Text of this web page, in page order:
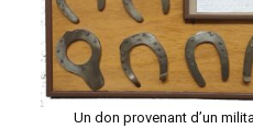
Un don provenant d’un